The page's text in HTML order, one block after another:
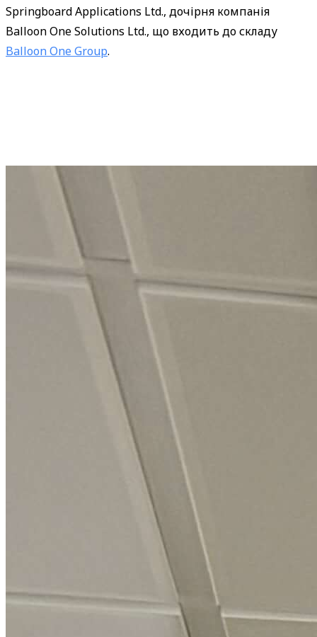
Springboard Applications Ltd., дочірня компанія
Balloon One Group.